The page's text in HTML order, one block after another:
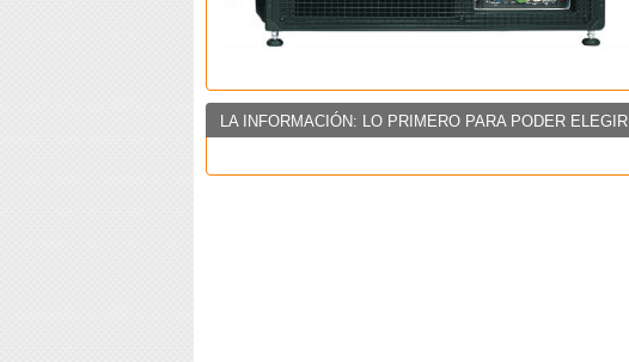
LA INFORMACIÓN: LO PRIMERO PARA PODER ELEGIR